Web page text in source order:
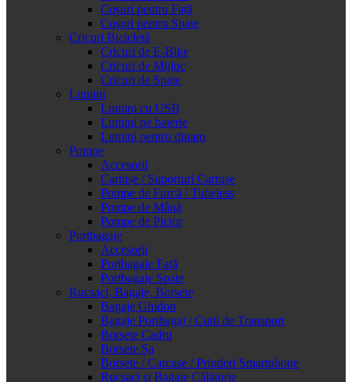
Coșuri pentru Față
Coșuri pentru Spate
Cricuri Bicicletă
Cricuri de E-Bike
Cricuri de Mijloc
Cricuri de Spate
Lumini
Lumini cu USB
Lumini pe baterie
Lumini pentru dinam
Pompe
Accesorii
Cartușe / Suporturi Cartușe
Pompe de Furcă / Tubeless
Pompe de Mână
Pompe de Picior
Portbagaje
Accesorii
Portbagaje Față
Portbagaje Spate
Rucsaci, Bagaje, Borsete
Bagaje Ghidon
Bagaje Portbagaj / Cutii de Transport
Borsete Cadru
Borsete Șa
Borsete / Carcase / Prinderi Smartphone
Rucsaci și Bagaje Călătorie